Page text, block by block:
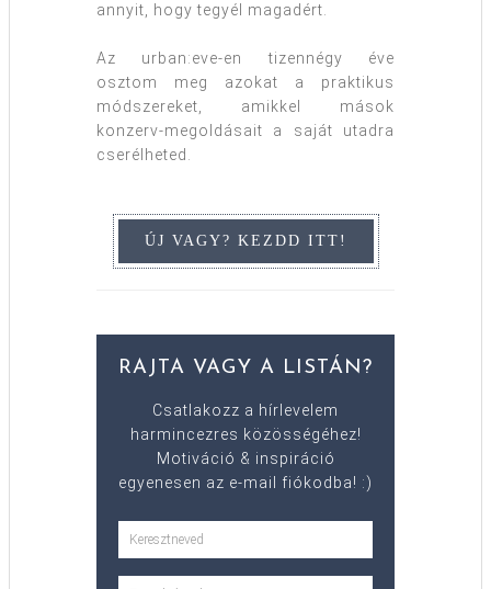
annyit, hogy tegyél magadért.
Az urban:eve-en tizennégy éve
osztom meg azokat a praktikus
módszereket, amikkel mások
konzerv-megoldásait a saját utadra
cserélheted.
RAJTA VAGY A LISTÁN?
Csatlakozz a hírlevelem
harmincezres közösségéhez!
Motiváció & inspiráció
egyenesen az e-mail fiókodba! :)